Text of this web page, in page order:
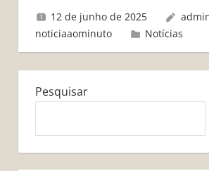
12 de junho de 2025
noticiaaominuto
Notícias
Pesquisar